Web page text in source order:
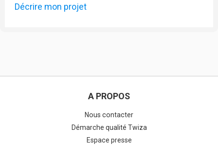
Décrire mon projet
A PROPOS
Nous contacter
Démarche qualité Twiza
Espace presse